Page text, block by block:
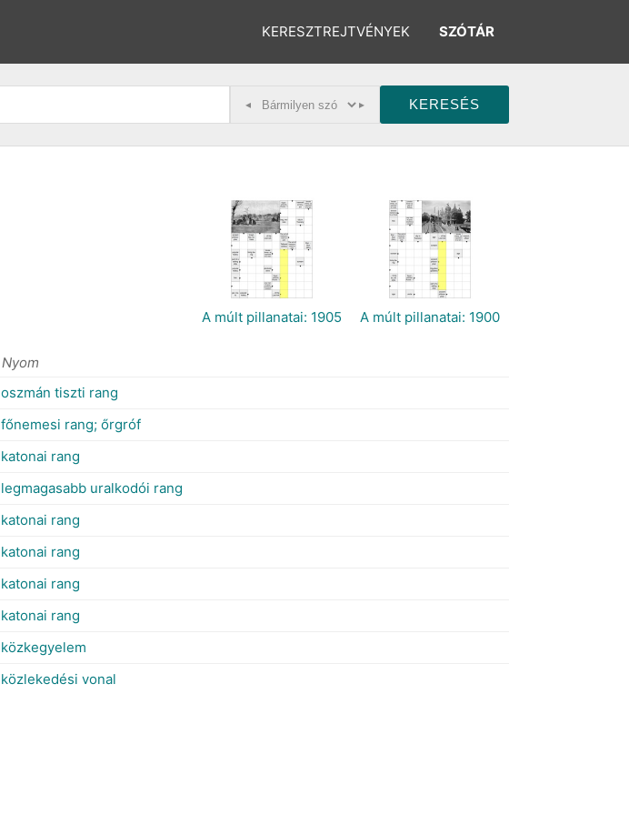
KERESZTREJTVÉNYEK SZÓTÁR
◂ ▸
A múlt pillanatai: 1905 A múlt pillanatai: 1900
Nyom
oszmán tiszti rang
főnemesi rang; őrgróf
katonai rang
legmagasabb uralkodói rang
katonai rang
katonai rang
katonai rang
katonai rang
közkegyelem
közlekedési vonal